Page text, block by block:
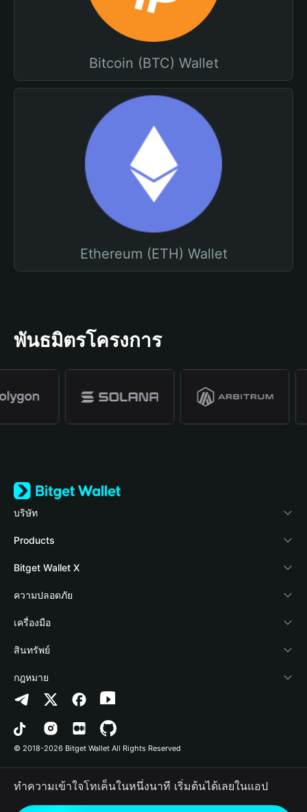
Bitcoin (BTC) Wallet
Ethereum (ETH) Wallet
พันธมิตรโครงการ
บริษัท
เกี่ยวกับ Bitget Wallet
Blog
Academy
ข่าวสารด้านคริปโต
ศูนย์ช่วยเหลือ
ติดต่อเรา
ทรัพยากรข้อมูลของแบรนด์
อาชีพ
Products
Crypto Card
Stablecoin Earn
Payfi Crypto
Crypto Swap API
Altcoin Season Index
Prediction Markets
DApp
RWA
Bitget Wallet X
นักพัฒนา
เชื่อมต่อ Wallet
Bitget Wallet Pay
ลิสต์โปรเจกต์
ความปลอดภัย
Protection Fund
เทคโนโลยีความปลอดภัย
เครื่องมือ
ซื้อคริปโต
การตรวจจับการอนุญาต
การตรวจจับสัญญา
การโอนเป็นชุด
สินทรัพย์
Arbitrum
Avalanche
Bitcoin
Polygon
กฎหมาย
นโยบายความเป็นส่วนตัว
ข้อตกลงในการใช้บริการ
© 2018-2026 Bitget Wallet All Rights Reserved
ทำความเข้าใจโทเค็นในหนึ่งนาที เริ่มต้นได้เลยในแอป